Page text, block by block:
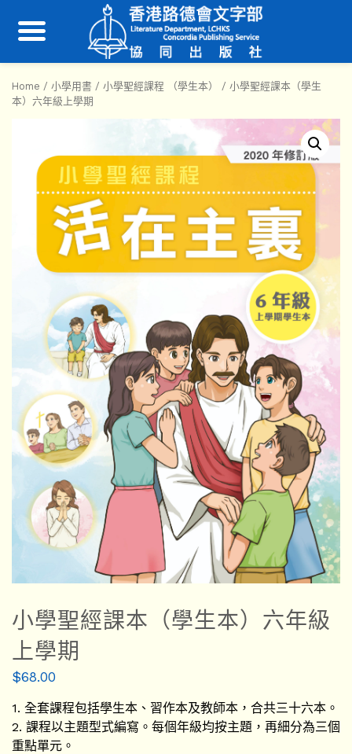
Home / 小學用書 / 小學聖經課程 （學生本）
/ 小學聖經課本（學生
本）六年級上學期
小學聖經課本（學生本）六年級
上學期
$68.00
1. 全套課程包括學生本、習作本及教師本，合共三十六本。
2. 課程以主題型式編寫。每個年級均按主題，再細分為三個
重點單元。